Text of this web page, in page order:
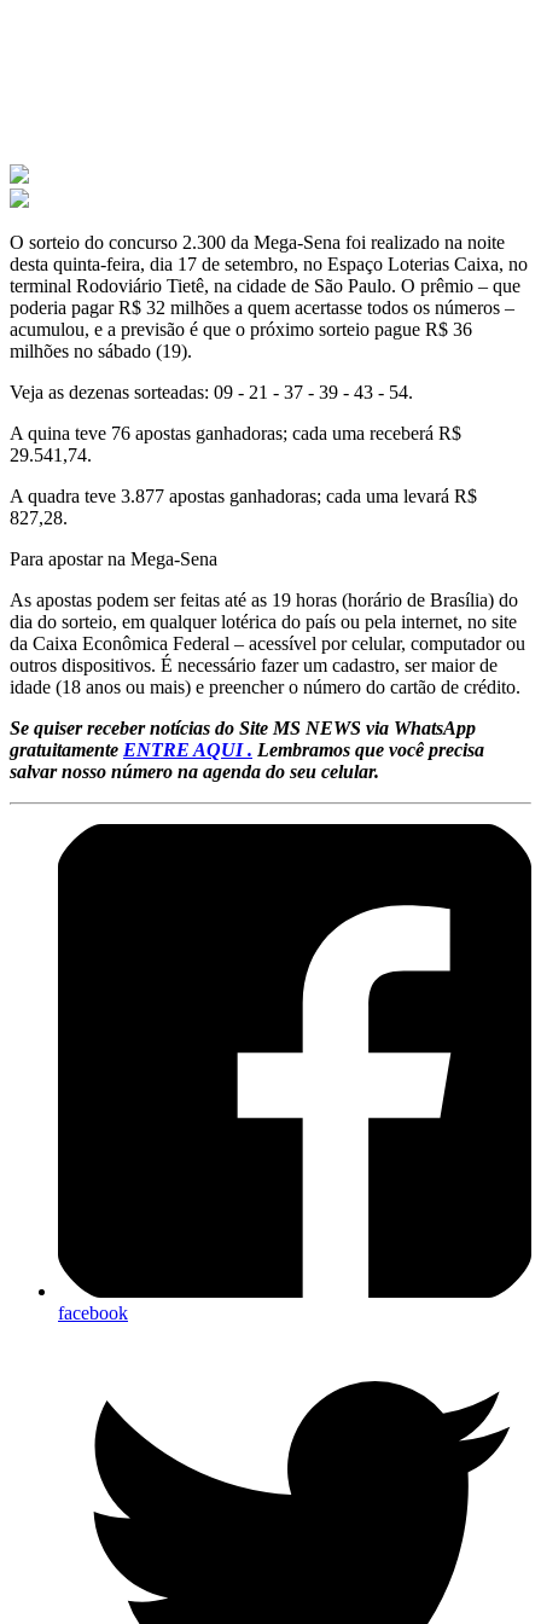
O sorteio do concurso 2.300 da Mega-Sena foi realizado na noite
desta quinta-feira, dia 17 de setembro, no Espaço Loterias Caixa, no
terminal Rodoviário Tietê, na cidade de São Paulo. O prêmio – que
poderia pagar R$ 32 milhões a quem acertasse todos os números –
acumulou, e a previsão é que o próximo sorteio pague R$ 36
milhões no sábado (19).
Veja as dezenas sorteadas: 09 - 21 - 37 - 39 - 43 - 54.
A quina teve 76 apostas ganhadoras; cada uma receberá R$
29.541,74.
A quadra teve 3.877 apostas ganhadoras; cada uma levará R$
827,28.
Para apostar na Mega-Sena
As apostas podem ser feitas até as 19 horas (horário de Brasília) do
dia do sorteio, em qualquer lotérica do país ou pela internet, no site
da Caixa Econômica Federal – acessível por celular, computador ou
outros dispositivos. É necessário fazer um cadastro, ser maior de
idade (18 anos ou mais) e preencher o número do cartão de crédito.
Se quiser receber notícias do Site MS NEWS via WhatsApp
gratuitamente ENTRE AQUI . Lembramos que você precisa
salvar nosso número na agenda do seu celular.
facebook